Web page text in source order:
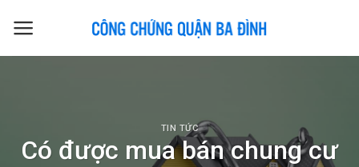
TIN TỨC
Có được mua bán chung cư